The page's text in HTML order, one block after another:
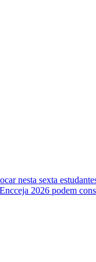
nesta sexta
2026 podem